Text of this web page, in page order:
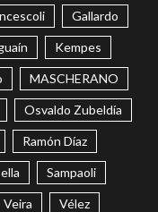
Gallardo
Kempes
MASCHERANO
Osvaldo Zubeldía
Ramón Díaz
Sampaoli
Veira Vélez